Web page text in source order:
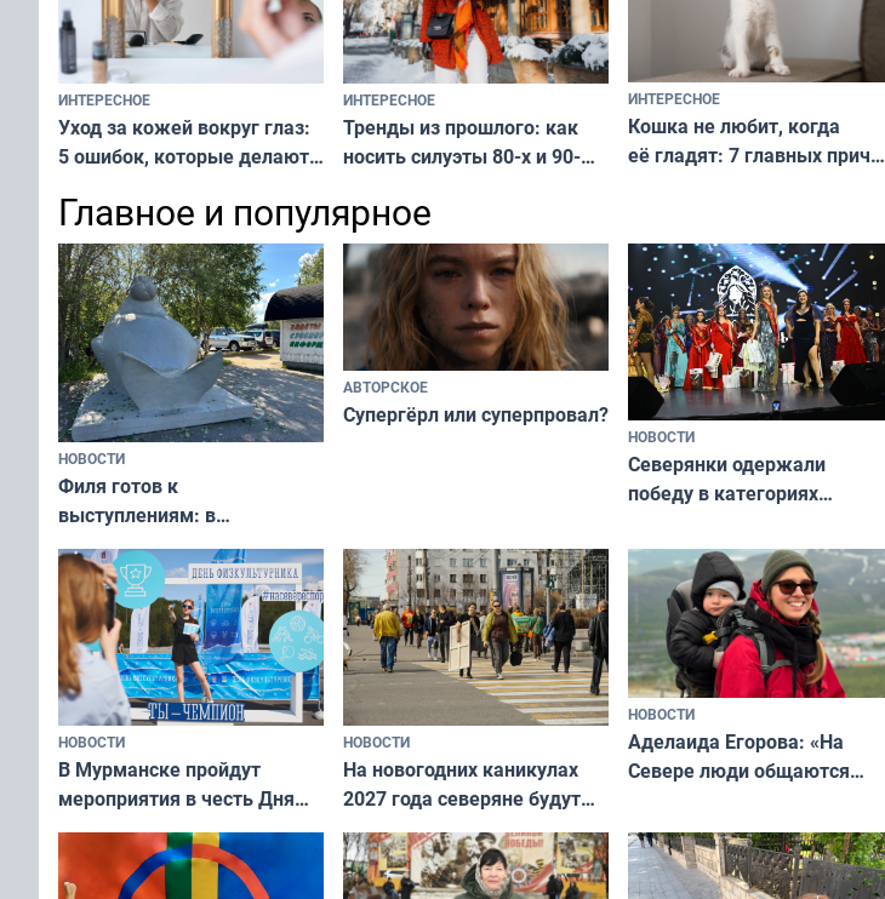
ИНТЕРЕСНОЕ
Уход за кожей вокруг глаз:
5 ошибок, которые делают
и вернуть свежий взгляд
без дорогих средств
ИНТЕРЕСНОЕ
Тренды из прошлого: как
носить силуэты 80-х и 90-
современно и стильно без
переплат
ИНТЕРЕСНОЕ
Кошка не любит, когда
её гладят: 7 главных причин
независимому питомцу
Главное и популярное
НОВОСТИ
Филя готов к
выступлениям: в
мурманском океанариуме
рассказали о состоянии
тюленей
АВТОРСКОЕ
Супергёрл или суперпровал?
НОВОСТИ
Северянки одержали
победу в категориях
«Мисс и Миссис Великая
Русь»
НОВОСТИ
В Мурманске пройдут
мероприятия в честь Дня
физкультурника
НОВОСТИ
На новогодних каникулах
2027 года северяне будут
отдыхать 11 дней
НОВОСТИ
Аделаида Егорова: «На
Севере люди общаются
а потому что
ты им интересен»